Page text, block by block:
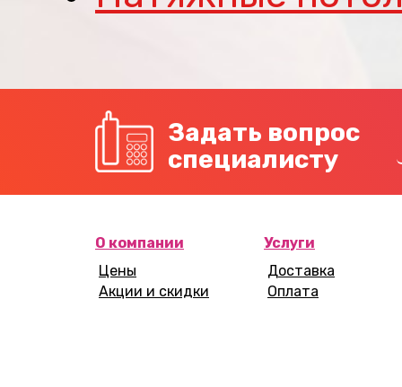
Задать вопрос
специалисту
О компании
Цены
Акции и скидки
Услуги
Доставка
Оплата